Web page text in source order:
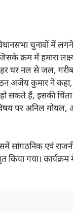
चुनावों में लगने
क्रम में हमारा
हर घर नल से जल,
अजेय कुमार ने
सकते हैं, इसकी
पर अनिल गोयल,
सांगठनिक एवं
किया गया।